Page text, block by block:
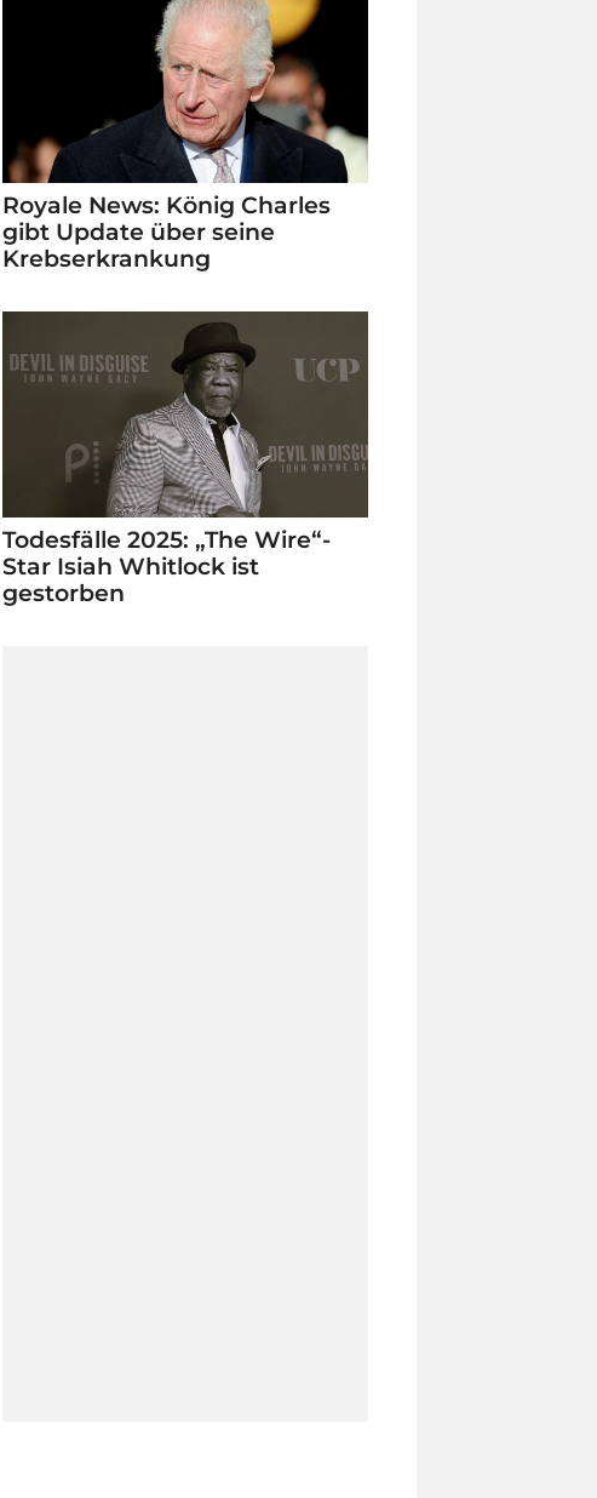
Royale News: König Charles
gibt Update über seine
Krebserkrankung
Todesfälle 2025: „The Wire“-
Star Isiah Whitlock ist
gestorben